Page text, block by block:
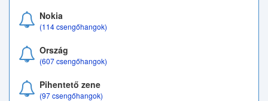
Nokia
(114 csengőhangok)
Ország
(607 csengőhangok)
Pihentető zene
(97 csengőhangok)